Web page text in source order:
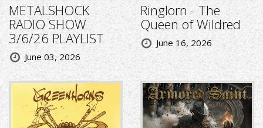
METALSHOCK
RADIO SHOW
3/6/26 PLAYLIST
June 03, 2026
Ringlorn - The
Queen of Wildred
June 16, 2026